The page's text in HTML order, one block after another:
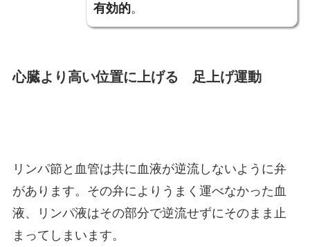
有効的。
心臓より高い位置に上げる 足上げ運動
リンパ節と血管は共に血液が逆流しないように弁
があります。その弁によりうまく運べなかった血
液、リンパ液はその部分で逆流せずにそのまま止
まってしまいます。